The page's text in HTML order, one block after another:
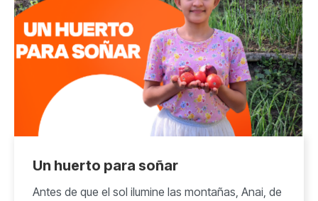
Un huerto para soñar
Antes de que el sol ilumine las montañas, Anai, de